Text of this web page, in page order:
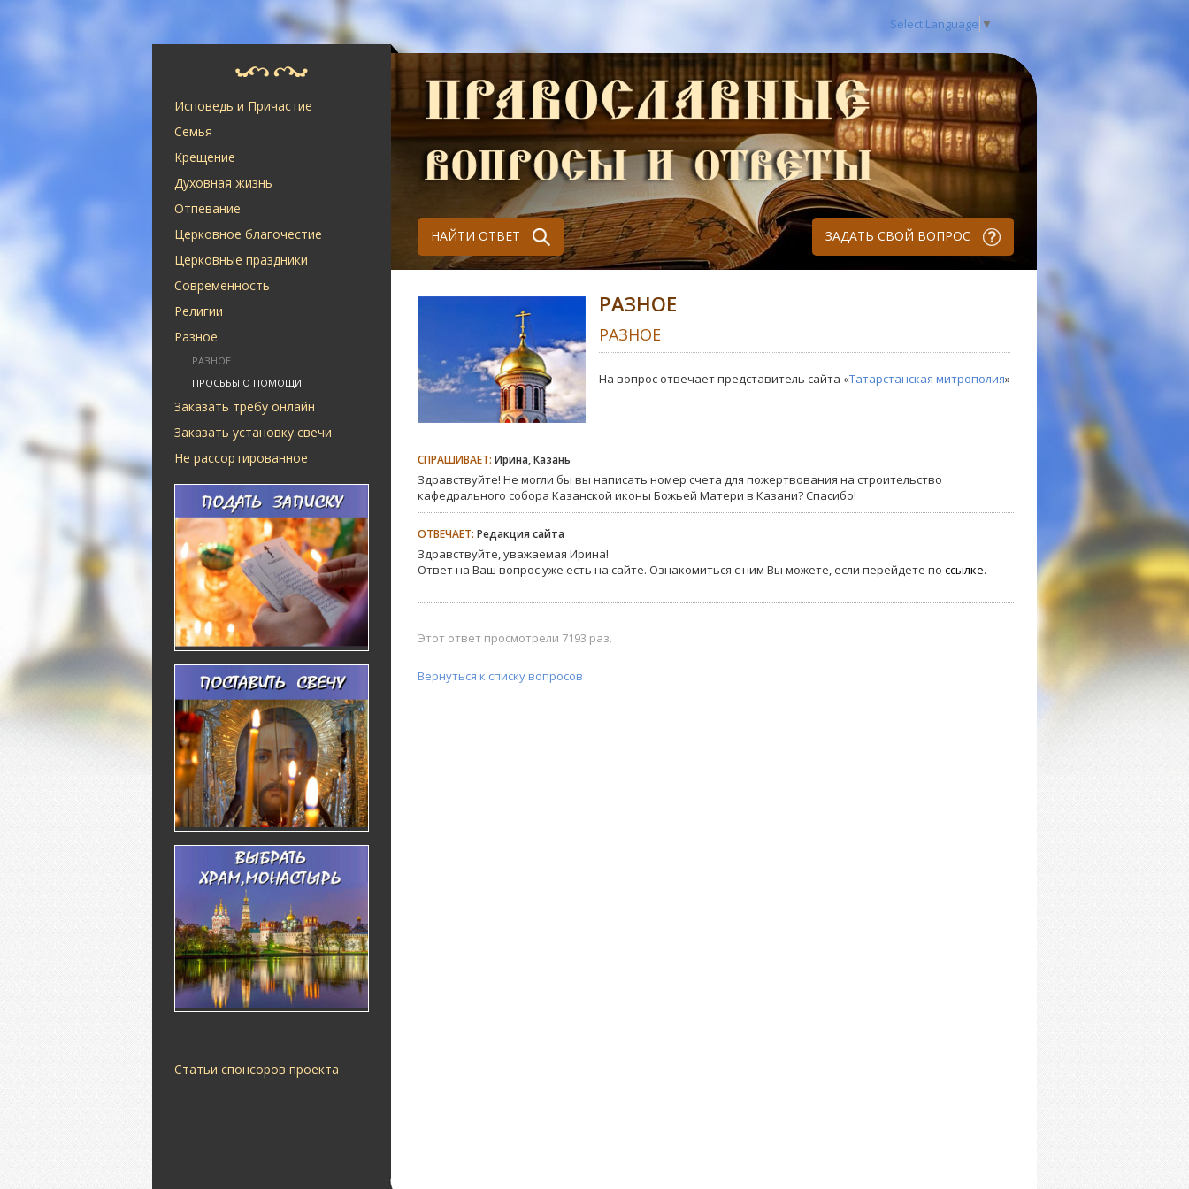
Select Language ▼
Исповедь и Причастие
Семья
Крещение
Духовная жизнь
Отпевание
Церковное благочестие
Церковные праздники
Современность
Религии
Разное
РАЗНОЕ
ПРОСЬБЫ О ПОМОЩИ
Заказать требу онлайн
Заказать установку свечи
Не рассортированное
Статьи спонсоров проекта
НАЙТИ ОТВЕТ ЗАДАТЬ СВОЙ ВОПРОС
РАЗНОЕ
РАЗНОЕ
На вопрос отвечает представитель сайта «Татарстанская митрополия»
СПРАШИВАЕТ: Ирина, Казань
Здравствуйте! Не могли бы вы написать номер счета для пожертвования на строительство
кафедрального собора Казанской иконы Божьей Матери в Казани? Спасибо!
ОТВЕЧАЕТ: Редакция сайта
Здравствуйте, уважаемая Ирина!
Ответ на Ваш вопрос уже есть на сайте. Ознакомиться с ним Вы можете, если перейдете по ссылке.
Этот ответ просмотрели 7193 раз.
Вернуться к списку вопросов